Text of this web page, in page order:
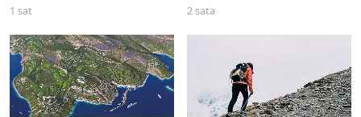
1 sat 2 sata